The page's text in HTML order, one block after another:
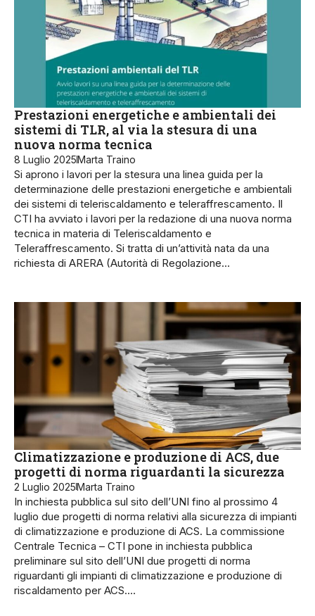
Prestazioni energetiche e ambientali dei
sistemi di TLR, al via la stesura di una
nuova norma tecnica
8 Luglio 2025Marta Traino
Si aprono i lavori per la stesura una linea guida per la
determinazione delle prestazioni energetiche e ambientali
dei sistemi di teleriscaldamento e teleraffrescamento. Il
CTI ha avviato i lavori per la redazione di una nuova norma
tecnica in materia di Teleriscaldamento e
Teleraffrescamento. Si tratta di un’attività nata da una
richiesta di ARERA (Autorità di Regolazione…
Climatizzazione e produzione di ACS, due
progetti di norma riguardanti la sicurezza
2 Luglio 2025Marta Traino
In inchiesta pubblica sul sito dell’UNI fino al prossimo 4
luglio due progetti di norma relativi alla sicurezza di impianti
di climatizzazione e produzione di ACS. La commissione
Centrale Tecnica – CTI pone in inchiesta pubblica
preliminare sul sito dell’UNI due progetti di norma
riguardanti gli impianti di climatizzazione e produzione di
riscaldamento per ACS.…